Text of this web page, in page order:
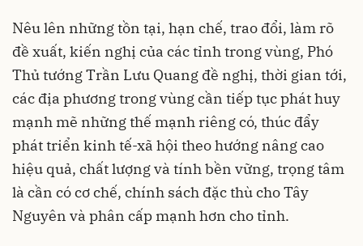
Nêu lên những tồn tại, hạn chế, trao đổi, làm rõ
đề xuất, kiến nghị của các tỉnh trong vùng, Phó
Thủ tướng Trần Lưu Quang đề nghị, thời gian tới,
các địa phương trong vùng cần tiếp tục phát huy
mạnh mẽ những thế mạnh riêng có, thúc đẩy
phát triển kinh tế-xã hội theo hướng nâng cao
hiệu quả, chất lượng và tính bền vững, trọng tâm
là cần có cơ chế, chính sách đặc thù cho Tây
Nguyên và phân cấp mạnh hơn cho tỉnh.